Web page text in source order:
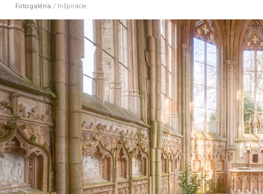
Fotogaléria / Inšpirácie